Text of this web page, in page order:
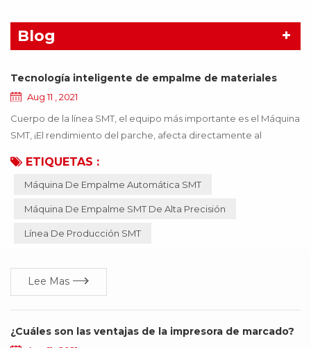
Blog
Tecnología inteligente de empalme de materiales
Aug 11 , 2021
Cuerpo de la línea SMT, el equipo más importante es el Máquina
SMT, ¡El rendimiento del parche, afecta directamente al
material inexacto, provocan que la máquina SMT funcione de
manera anormal, todo el producto dejará de funcionar, lo que
evitar mediante la actualización de la ...
ETIQUETAS :
Máquina De Empalme Automática SMT
Máquina De Empalme SMT De Alta Precisión
Línea De Producción SMT
Lee Mas
¿Cuáles son las ventajas de la impresora de marcado?